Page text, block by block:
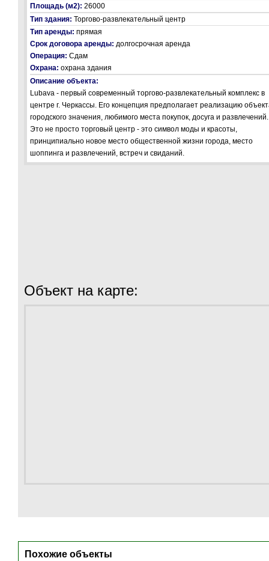
Площадь (м2): 26000
Тип здания: Торгово-развлекательный центр
Тип аренды: прямая
Срок договора аренды: долгосрочная аренда
Операция: Сдам
Охрана: охрана здания
Описание объекта:
Lubava - первый современный торгово-развлекательный комплекс в
центре г. Черкассы. Его концепция предполагает реализацию
городского значения, любимого места покупок, досуга и развлечений.
Это не просто торговый центр - это символ моды и красоты,
принципиально новое место общественной жизни города, место
шоппинга и развлечений, встреч и свиданий.
Объект на карте:
Похожие объекты